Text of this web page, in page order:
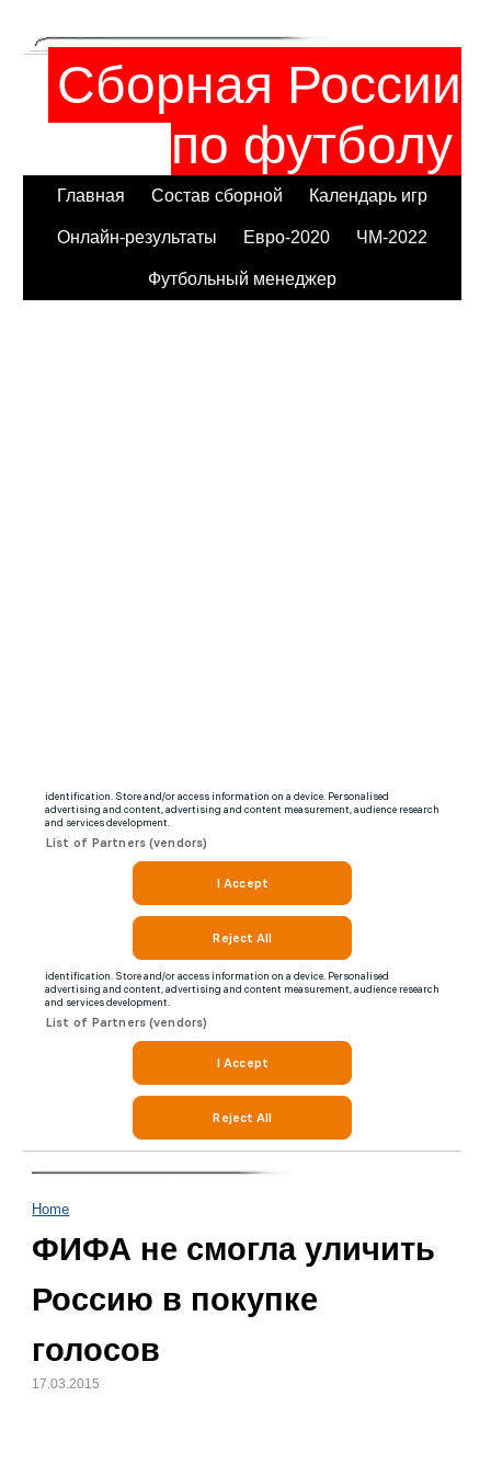
Сборная России
по футболу
Главная Состав сборной Календарь игр
Онлайн-результаты Евро-2020 ЧМ-2022
Футбольный менеджер
Home
ФИФА не смогла уличить
Россию в покупке
голосов
17.03.2015